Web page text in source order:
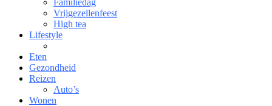
Familiedag
Vrijgezellenfeest
High tea
Lifestyle
Eten
Gezondheid
Reizen
Auto’s
Wonen